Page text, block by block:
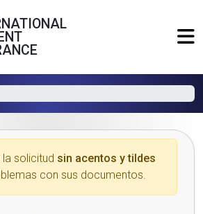
solicitud sin acentos y tildes
con sus documentos.